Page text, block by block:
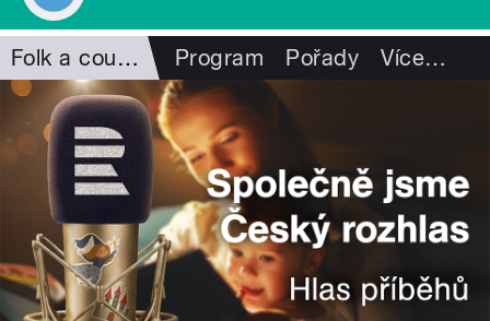
Folk a country Program Pořady Více…